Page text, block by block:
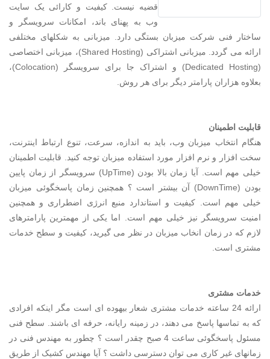
قضیه نیست. کیفیت و کارائی یک سایت
وب به پهنای باند، امکانات سرویسگر و
ساختار فنی شرکت میزبان بستگی دارد. میزبانی به شکلهای مختلفی
ارائه می گردد. میزبانی اشتراکی (Shared Hosting)، میزبانی اختصاصی
(Dedicated Hosting) و اشتراک جا برای سرویسگر (Colocation)،
بعلاوه هزاران پارامتر دیگر برای هر روش.
قابلیت اطمینان
هنگام انتخاب میزبان وب، باید به اندازه، سرعت، تنوع ارتباط اینترنت،
سخت افزار و نرم افزار مورد استفاده میزبان توجه کنید. قابلیت اطمینان
خیلی مهم است. آیا زمان بالا بودن (UpTime) سرویسگر از زمان پایین
بودن (DownTime) آن بیشتر است ؟ همچنین زمان پاسخگوئی میزبان
خیلی مهم است. کیفیت و استاندارد منبع انرژی اضطراری و همچنین
امنیت سرویسگر نیز خیلی مهم است. اما یکی از مهمترین پارامترهای
لازم که در زمان انخاب میزبان در نظر می گیرید، کیفیت و سطح خدمات
مشتری است.
خدمات مشتری
ارائه 24 ساعته خدمات مشتری شعار بیهوده ای است مگر اینکه افرادی
که به تماسها پاسخ می دهند، در زمینه رایانه، حرفه ای باشند. سطح فنی
مسئول پاسخگوئی ساعت 4 صبح چقدر است ؟ چطور به مهندس فنی در
زمانهای غیر کاری می توان دسترسی داشت ؟ آیا مهندس کشیک از طریق